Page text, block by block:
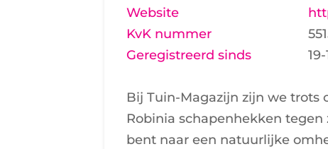
Website
KvK nummer
Geregistreerd sinds
Bij Tuin-Magazijn zijn we trots
Robinia schapenhekken tegen
bent naar een natuurlijke